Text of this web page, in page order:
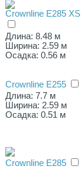
Crownline E285 XS
Длина: 8.48 м
Ширина: 2.59 м
Осадка: 0.56 м
Crownline E255
Длина: 7.7 м
Ширина: 2.59 м
Осадка: 0.51 м
Crownline E285